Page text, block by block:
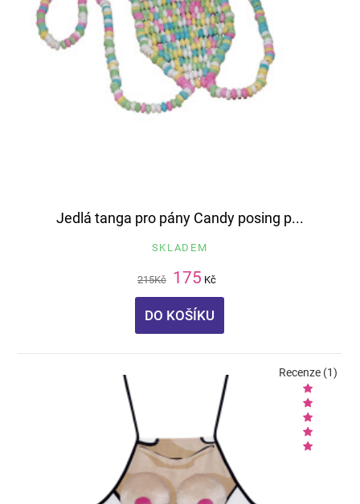
Jedlá tanga pro pány Candy posing p...
SKLADEM
215Kč 175 Kč
DO KOŠÍKU
Recenze (1)